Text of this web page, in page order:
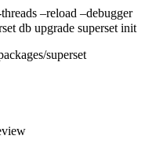
–reload –debugger
db upgrade superset init
superset